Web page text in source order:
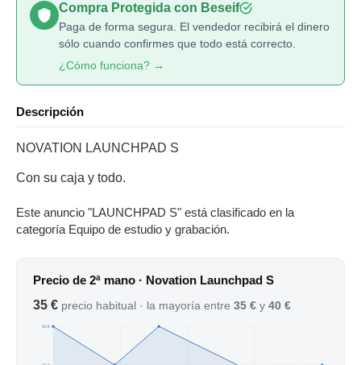
Compra Protegida con Beseif
Paga de forma segura. El vendedor recibirá el dinero
sólo cuando confirmes que todo está correcto.
¿Cómo funciona? →
Descripción
NOVATION LAUNCHPAD S
Con su caja y todo.
Este anuncio "LAUNCHPAD S" está clasificado en la
categoría Equipo de estudio y grabación.
Precio de 2ª mano · Novation Launchpad S
35 € precio habitual · la mayoría entre 35 € y 40 €
40 €